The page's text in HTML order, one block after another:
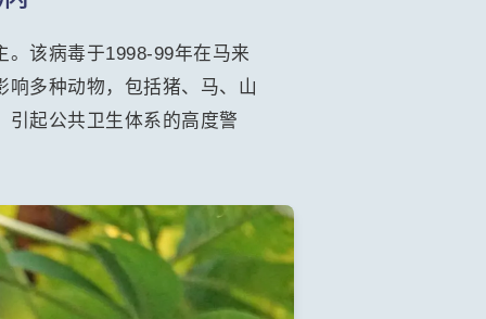
该病毒于1998-99年在马来
多种动物，包括猪、马、山
引起公共卫生体系的高度警